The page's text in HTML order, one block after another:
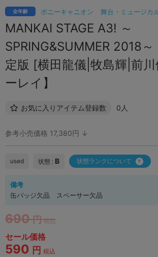
ポニーキャニオン 舞台・ミュージカ
全年齢
MANKAI STAGE A3! ～
SPRING&SUMMER 2018
定版 [横田龍儀|牧島輝|前
ーレイ】
お気に入りアイテム登録数 0人
参考小売価格 17,380円 ↓
used 状態 : B 状態ランクについて
備考
缶バッジ欠品 スペーサー欠品
690 円 税込
セール価格
590 円 税込